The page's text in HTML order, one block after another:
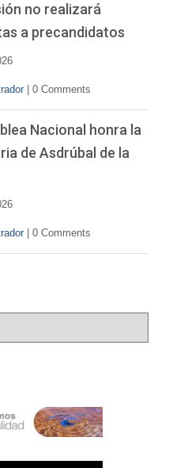
no realizará
a precandidatos
0 Comments
Nacional honra la
de Asdrúbal de la
0 Comments